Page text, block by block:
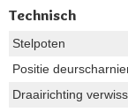
Technisch
Stelpoten
Positie
Draairichting